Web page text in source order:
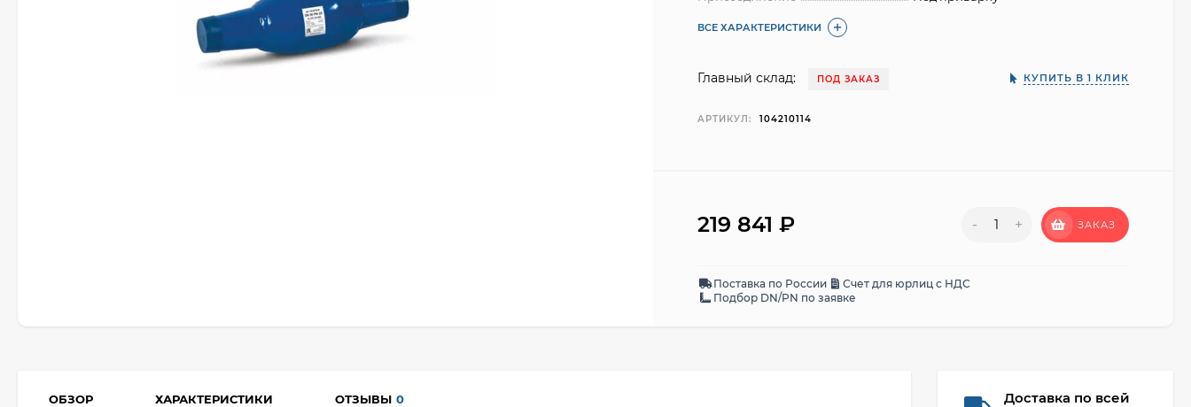
ВСЕ ХАРАКТЕРИСТИКИ
Главный склад: ПОД ЗАКАЗ
АРТИКУЛ: 104210114
КУПИТЬ В 1 КЛИК
219 841₽ - + ЗАКАЗ
Поставка по России
Счет для юрлиц с НДС
Подбор DN/PN по заявке
ОБЗОР ХАРАКТЕРИСТИКИ ОТЗЫВЫ 0
Доставка по всей